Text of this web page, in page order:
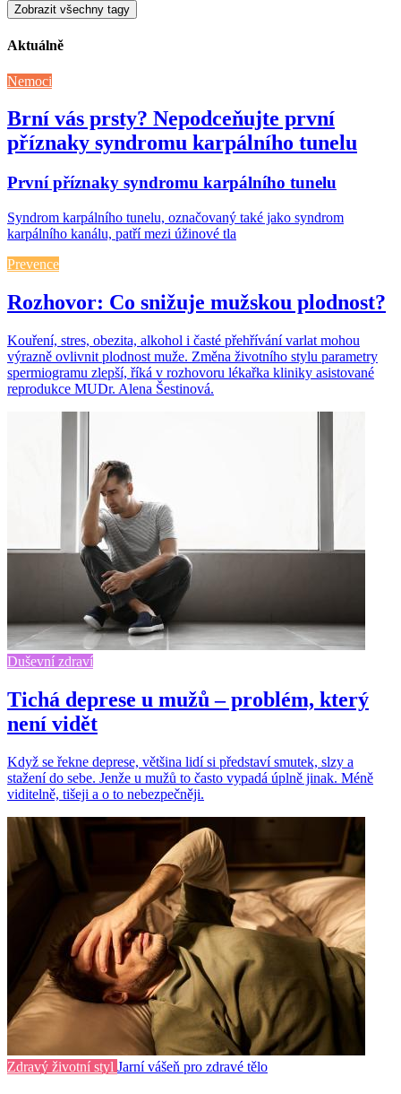
Zobrazit všechny tagy
Aktuálně
Nemoci
Brní vás prsty? Nepodceňujte první
příznaky syndromu karpálního tunelu
První příznaky syndromu karpálního tunelu
Syndrom karpálního tunelu, označovaný také jako syndrom
karpálního kanálu, patří mezi úžinové tla
Prevence
Rozhovor: Co snižuje mužskou plodnost?
Kouření, stres, obezita, alkohol i časté přehřívání varlat mohou
výrazně ovlivnit plodnost muže. Změna životního stylu parametry
spermiogramu zlepší, říká v rozhovoru lékařka kliniky asistované
reprodukce MUDr. Alena Šestinová.
Duševní zdraví
Tichá deprese u mužů – problém, který
není vidět
Když se řekne deprese, většina lidí si představí smutek, slzy a
stažení do sebe. Jenže u mužů to často vypadá úplně jinak. Méně
viditelně, tišeji a o to nebezpečněji.
Zdravý životní styl Jarní vášeň pro zdravé tělo